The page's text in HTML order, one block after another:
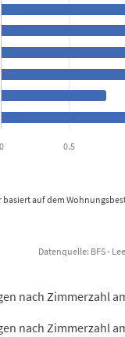
categories.
in Prozent des
auf dem
0 0.5
Datenquelle: BFS -
nach Zimmerzahl
nach Zimmerzahl